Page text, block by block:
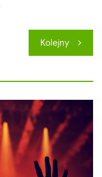
Kolejny